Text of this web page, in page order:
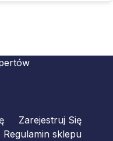
Zarejestruj Się
Regulamin sklepu